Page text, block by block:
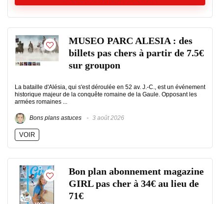
MUSEO PARC ALESIA : des
billets pas chers à partir de 7.5€
sur groupon
La bataille d'Alésia, qui s'est déroulée en 52 av. J.-C., est un événement
historique majeur de la conquête romaine de la Gaule. Opposant les
armées romaines ...
Bons plans astuces 3 août 2026
VOIR
Bon plan abonnement magazine
GIRL pas cher à 34€ au lieu de
71€